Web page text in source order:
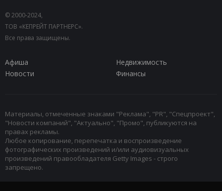
© 2000-2024,
ТОВ «КЕПРЕЙТ ПАРТНЕРС».
Все права защищены.
Афиша
Недвижимость
Новости
Финансы
Материалы, отмеченные знаками "Реклама", "PR", "Спецпроект",
"Новости компаний", "Актуально", "Промо", публикуются на
правах рекламы.
Любое копирование, перепечатка и воспроизведение
фотографических произведений и/или аудиовизуальных
произведений правообладателя Getty Images - строго
запрещено.